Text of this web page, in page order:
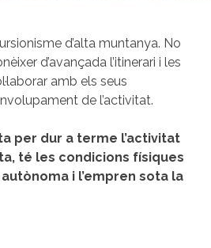
d’alta muntanya. No
d’avançada l’itinerari i les
amb els seus
de l’activitat.
per dur a terme l’activitat
té les condicions físiques
i l’empren sota la